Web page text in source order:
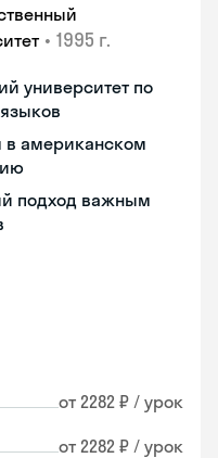
• 1995 г.
университет по
в американском
подход важным
от 2282 ₽ / урок
от 2282 ₽ / урок